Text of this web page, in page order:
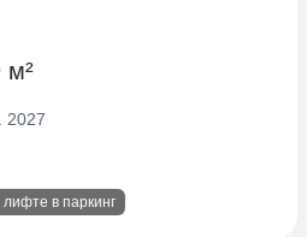
м²
2027
в паркинг